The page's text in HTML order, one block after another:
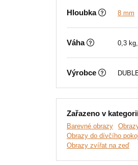
Hloubka 8 mm
Váha 0,3
Výrobce
Zařazeno v
Barevné obrazy
Obrazy do dívčího
Obrazy zvířat na zeď